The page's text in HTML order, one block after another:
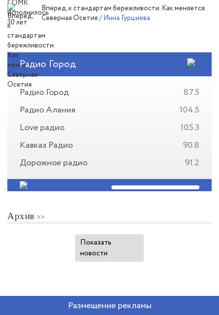
Вперед, к стандартам бережливости. Как меняется
Северная Осетия / Инна Гурциева
Радио Город
Радио Город
87.5
Радио Алания
104.5
Love радио
105.3
Кавказ Радио
90.8
Дорожное радио
91.2
Архив
Показать
новости
Размещение рекламы